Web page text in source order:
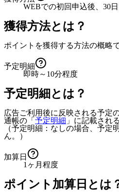
WEBでの初回申込後、30
獲得方法とは？
ポイントを獲得する方法の概略で
予定明細
即時～10分程度
予定明細とは？
広告ご利用後に反映される予定
通帳の「 予定明細 」に記載され
（予定明細：なしの場合、予定
ん。）
加算日
1ヶ月程度
ポイント加算日とは